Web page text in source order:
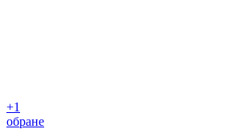
+1
обране